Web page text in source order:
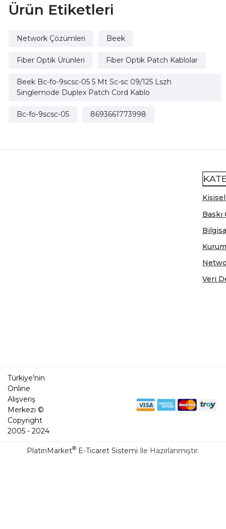
Ürün Etiketleri
Network Çözümleri Beek
Fiber Optik Ürünleri Fiber Optik Patch Kablolar
Beek Bc-fo-9scsc-05 5 Mt Sc-sc 09/125 Lszh
Singlemode Duplex Patch Cord Kablo
Bc-fo-9scsc-05 8693661773998
Veri
Türkiye'nin
Online
Alışveriş
Merkezi ©
Copyright
2005 - 2024
PlatinMarket® E-Ticaret Sistemi İle Hazırlanmıştır.